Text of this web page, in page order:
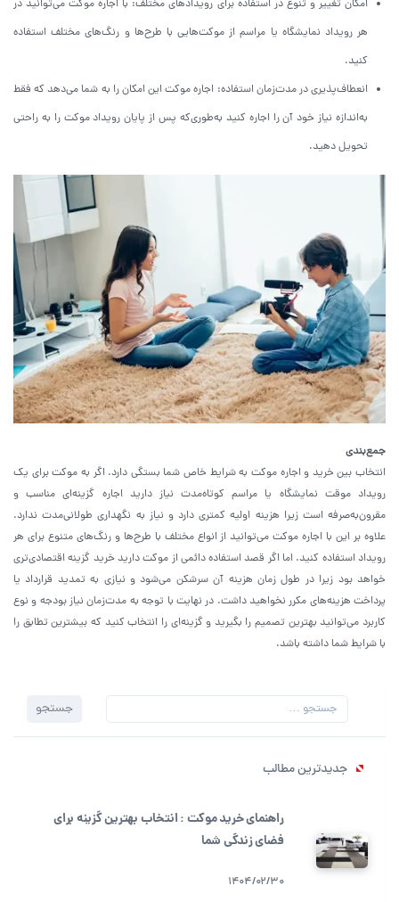
امکان تغییر و تنوع در استفاده برای رویدادهای مختلف: با اجاره موکت می‌توانید در
هر رویداد نمایشگاه یا مراسم از موکت‌هایی با طرح‌ها و رنگ‌های مختلف استفاده
کنید.
انعطاف‌پذیری در مدت‌زمان استفاده: اجاره موکت این امکان را به شما می‌دهد که فقط
به‌اندازه نیاز خود آن را اجاره کنید به‌طوری‌که پس از پایان رویداد موکت را به راحتی
تحویل دهید.
جمع‌بندی
انتخاب بین خرید و اجاره موکت به شرایط خاص شما بستگی دارد. اگر به موکت برای یک
رویداد موقت نمایشگاه یا مراسم کوتاه‌مدت نیاز دارید اجاره گزینه‌ای مناسب و
مقرون‌به‌صرفه است زیرا هزینه اولیه کمتری دارد و نیاز به نگهداری طولانی‌مدت ندارد.
علاوه بر این با اجاره موکت می‌توانید از انواع مختلف با طرح‌ها و رنگ‌های متنوع برای هر
رویداد استفاده کنید. اما اگر قصد استفاده دائمی از موکت دارید خرید گزینه اقتصادی‌تری
خواهد بود زیرا در طول زمان هزینه آن سرشکن می‌شود و نیازی به تمدید قرارداد یا
پرداخت هزینه‌های مکرر نخواهید داشت. در نهایت با توجه به مدت‌زمان نیاز بودجه و نوع
کاربرد می‌توانید بهترین تصمیم را بگیرید و گزینه‌ای را انتخاب کنید که بیشترین تطابق را
با شرایط شما داشته باشد.
جستجو
جستجو
جدیدترین مطالب
راهنمای خرید موکت : انتخاب بهترین گزینه برای
فضای زندگی شما
1404/02/30